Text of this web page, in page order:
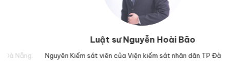
Luật sư Nguyễn Hoài Bão
Nguyên Kiểm sát viên của Viện kiểm sát nhân dân TP Đà Nẵng.